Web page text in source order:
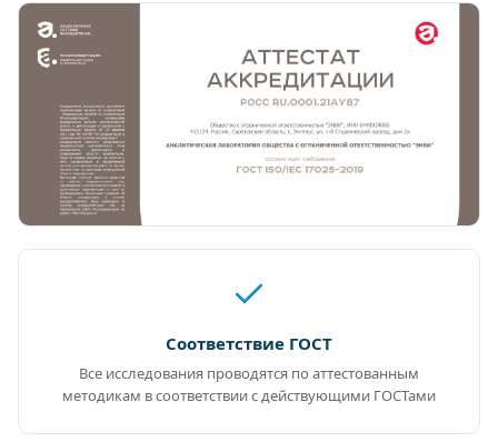
Соответствие ГОСТ
Все исследования проводятся по аттестованным
методикам в соответствии с действующими ГОСТами